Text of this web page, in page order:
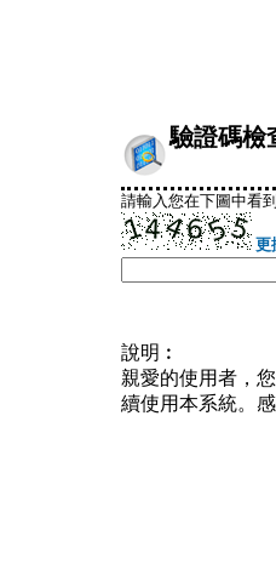
驗證碼檢
請輸入您在下圖中看
更
說明︰
親愛的使用者，
續使用本系統。感